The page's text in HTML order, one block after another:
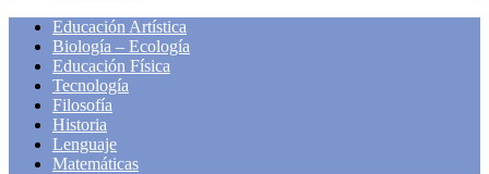
Educación Artística
Biología – Ecología
Educación Física
Tecnología
Filosofía
Historia
Lenguaje
Matemáticas